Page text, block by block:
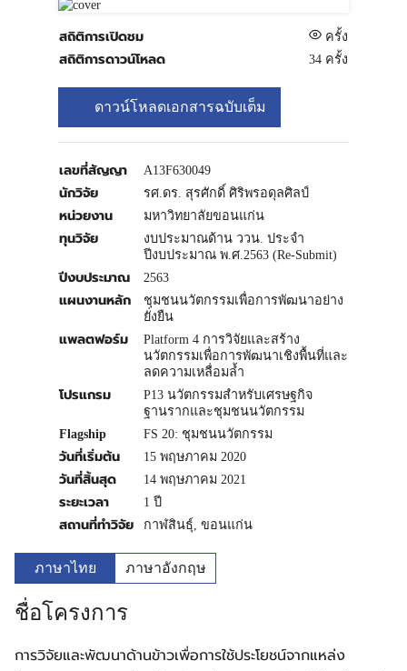
สถิติการเปิดชม
ครั้ง
สถิติการดาวน์โหลด
34 ครั้ง
ดาวน์โหลดเอกสารฉบับเต็ม
เลขที่สัญญา
A13F630049
นักวิจัย
รศ.ดร. สุรศักดิ์ ศิริพรอดุลศิลป์
หน่วยงาน
มหาวิทยาลัยขอนแก่น
ทุนวิจัย
งบประมาณด้าน ววน. ประจำ
ปีงบประมาณ พ.ศ.2563 (Re-Submit)
ปีงบประมาณ
2563
แผนงานหลัก
ชุมชนนวัตกรรมเพื่อการพัฒนาอย่าง
ยั่งยืน
แพลตฟอร์ม
Platform 4 การวิจัยและสร้าง
นวัตกรรมเพื่อการพัฒนาเชิงพื้นที่และ
ลดความเหลื่อมล้ำ
โปรแกรม
P13 นวัตกรรมสำหรับเศรษฐกิจ
ฐานรากและชุมชนนวัตกรรม
Flagship
FS 20: ชุมชนนวัตกรรม
วันที่เริ่มต้น
15 พฤษภาคม 2020
วันที่สิ้นสุด
14 พฤษภาคม 2021
ระยะเวลา
1 ปี
สถานที่ทำวิจัย
กาฬสินธุ์, ขอนแก่น
ภาษาไทย ภาษาอังกฤษ
ชื่อโครงการ
การวิจัยและพัฒนาด้านข้าวเพื่อการใช้ประโยชน์จากแหล่ง